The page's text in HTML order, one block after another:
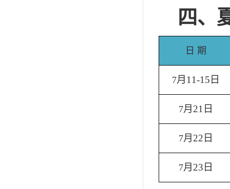
四、
日 期
7月 11-15 日
7月 21 日
7月 22 日
7月 23 日